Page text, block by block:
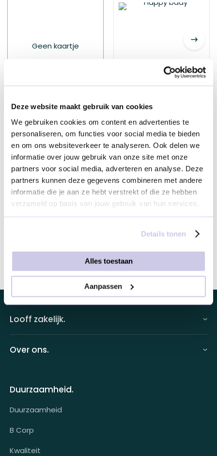
Deze website maakt gebruik van cookies
We gebruiken cookies om content en advertenties te
personaliseren, om functies voor social media te bieden
en om ons websiteverkeer te analyseren. Ook delen we
informatie over jouw gebruik van onze site met onze
partners voor social media, adverteren en analyse. Deze
partners kunnen deze gegevens combineren met andere
informatie die je aan ze hebt verstrekt of die ze hebben
verzameld op basis van jouw gebruik van hun services.
Details tonen
Alles toestaan
Aanpassen
Geen kaartje
Geen kaartje
Happy bday
€ 1,95
Selecteer je bezorgservice
Dit product is alleen leverbaar in Nederland
Dit product toevoegen
Looff zakelijk.
Looff attentprogramma | Collega's
Tarieven
Voor wie?
Klantcases
Over ons.
Contact
Werken bij
Duurzaamheid.
Duurzaamheid
B Corp
Kwaliteit